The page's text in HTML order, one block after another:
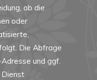
ob die
oder
Die Abfrage
und ggf.
Dienst